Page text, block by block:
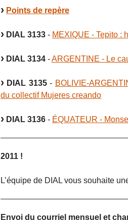
Points de repère
DIAL 3133 - MEXIQUE - Tepito :
DIAL 3134 -ARGENTINE - Le
DIAL 3135- BOLIVIE-
du collectif Mujeres creando
DIAL 3136 - ÉQUATEUR -
2011 !
L’équipe de DIAL vous souhaite
Envoi du courriel mensuel et